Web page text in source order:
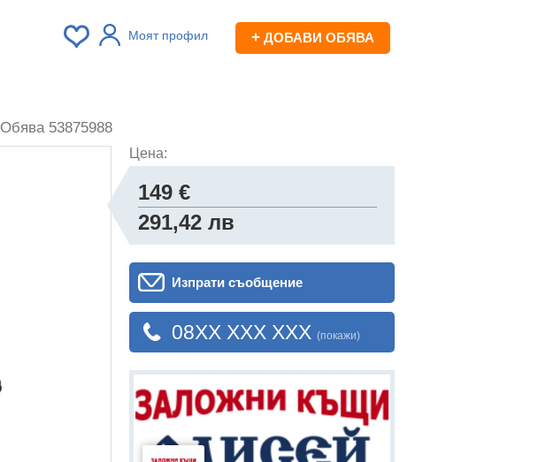
Моят профил + ДОБАВИ ОБЯВА
Обява 53875988
Цена:
149 €
291,42 лв
Изпрати съобщение
08XX XXX XXX (покажи)